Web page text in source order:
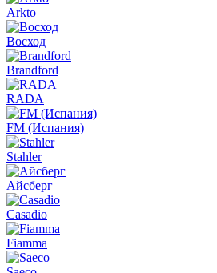
Arkto
Восход
Brandford
RADA
FM (Испания)
Stahler
Айсберг
Casadio
Fiamma